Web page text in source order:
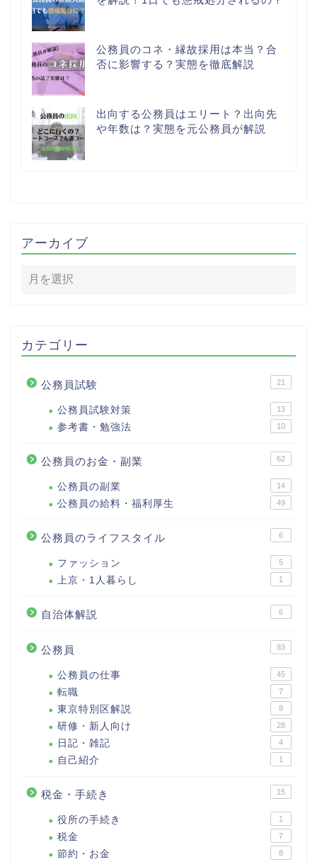
公務員のコネ・縁故採用は本当？合
否に影響する？実態を徹底解説
出向する公務員はエリート？出向先
や年数は？実態を元公務員が解説
アーカイブ
カテゴリー
公務員試験 21
公務員試験対策 13
参考書・勉強法 10
公務員のお金・副業 62
公務員の副業 14
公務員の給料・福利厚生 49
公務員のライフスタイル 6
ファッション 5
上京・1人暮らし 1
自治体解説 6
公務員 83
公務員の仕事 45
転職 7
東京特別区解説 8
研修・新人向け 28
日記・雑記 4
自己紹介 1
税金・手続き 15
役所の手続き 1
税金 7
節約・お金 8